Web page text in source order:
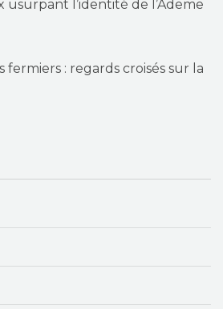
l’identité de l’Ademe
fermiers : regards croisés sur la